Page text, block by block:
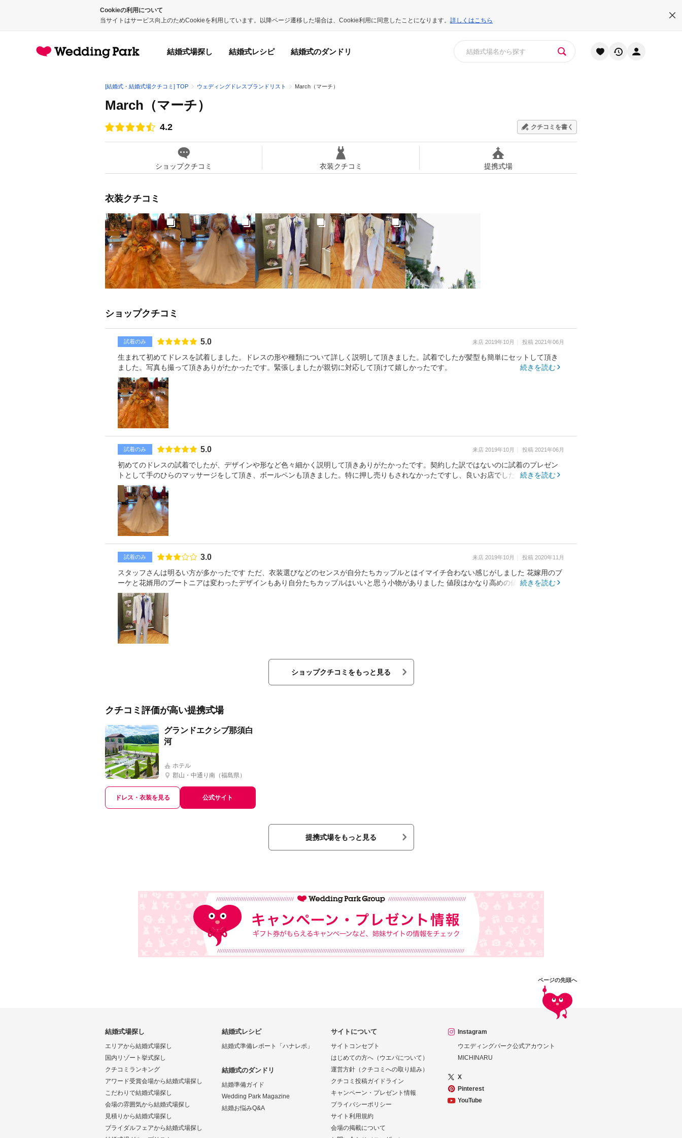
Cookieの利用について
当サイトはサービス向上のためCookieを利用しています。以降ページ遷移した場合は、Cookie利用に同意したことになります。 詳しくはこちら
結婚式場探し 結婚式レシピ 結婚式のダンドリ
[結婚式・結婚式場クチコミ] TOP ウェディングドレスブランドリスト March（マーチ）
March（マーチ）
点数
4.2 クチコミを書く
ショップクチコミ 衣装クチコミ 提携式場
衣装クチコミ
ショップクチコミ
試着のみ 点数
5.0 来店 2019年10月 投稿 2021年06月
生まれて初めてドレスを試着しました。ドレスの形や種類について詳しく説明して頂きました。試着でしたが髪型も簡単にセットして頂き
ました。写真も撮って頂きありがたかったです。緊張しましたが親切に対応して頂けて嬉しかったです。
続きを読む
試着のみ 点数
5.0 来店 2019年10月 投稿 2021年06月
初めてのドレスの試着でしたが、デザインや形など色々細かく説明して頂きありがたかったです。契約した訳ではないのに試着のプレゼン
トとして手のひらのマッサージをして頂き、ボールペンも頂きました。特に押し売りもされなかったですし、良いお店でした。続きを読む
試着のみ 点数
3.0 来店 2019年10月 投稿 2020年11月
スタッフさんは明るい方が多かったです ただ、衣装選びなどのセンスが自分たちカップルとはイマイチ合わない感じがしました 花嫁用のブ
ーケと花婿用のブートニアは変わったデザインもあり自分たちカップルはいいと思う小物がありました 値段はかなり高めの値段を提示され
るのですが何故か割り引きで半額近くになって、他の衣装サロンと同じかそれ以下くらいになりました
続きを読む
ショップクチコミをもっと見る
クチコミ評価が高い提携式場
グランドエクシブ那須白
河
ホテル
郡山・中通り南（福島県）
ドレス・衣装を見る 公式サイト
提携式場をもっと見る
結婚式場探し
エリアから結婚式場探し
国内リゾート挙式探し
クチコミランキング
アワード受賞会場から結婚式場探し
こだわりで結婚式場探し
会場の雰囲気から結婚式場探し
見積りから結婚式場探し
ブライダルフェアから結婚式場探し
結婚式レシピ
結婚式準備レポート「ハナレポ」
結婚式のダンドリ
結婚準備ガイド
Wedding Park Magazine
結婚お悩みQ&A
サイトについて
サイトコンセプト
はじめての方へ（ウエパについて）
運営方針（クチコミへの取り組み）
クチコミ投稿ガイドライン
キャンペーン・プレゼント情報
プライバシーポリシー
サイト利用規約
会場の掲載について
Instagram
ウエディングパーク公式アカウント
MICHINARU
X
Pinterest
YouTube
ページの先頭へ